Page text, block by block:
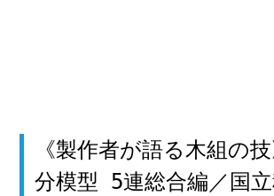
《製作者が語る木組の
分模型 5連総合編／国